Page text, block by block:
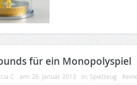
für ein Monopolyspiel
C am: 26. Januar 2013 In: Spielzeug